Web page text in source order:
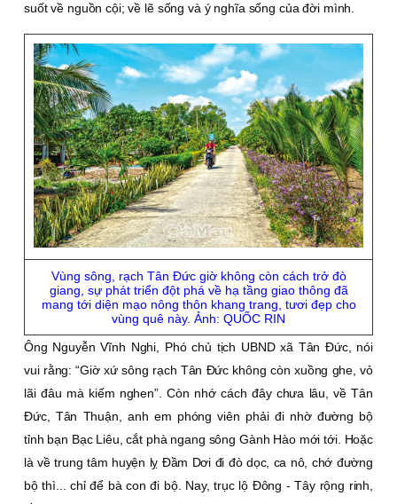
suốt về nguồn cội; về lẽ sống và ý nghĩa sống của đời mình.
Vùng sông, rạch Tân Ðức giờ không còn cách trở đò
giang, sự phát triển đột phá về hạ tầng giao thông đã
mang tới diện mạo nông thôn khang trang, tươi đẹp cho
vùng quê này. Ảnh: QUỐC RIN
Ông Nguyễn Vĩnh Nghi, Phó chủ tịch UBND xã Tân Ðức, nói
vui rằng: “Giờ xứ sông rạch Tân Ðức không còn xuồng ghe, vỏ
lãi đâu mà kiếm nghen”. Còn nhớ cách đây chưa lâu, về Tân
Ðức, Tân Thuận, anh em phóng viên phải đi nhờ đường bộ
tỉnh bạn Bạc Liêu, cắt phà ngang sông Gành Hào mới tới. Hoặc
là về trung tâm huyện lỵ Ðầm Dơi đi đò dọc, ca nô, chớ đường
bộ thì... chỉ để bà con đi bộ. Nay, trục lộ Ðông - Tây rộng rinh,